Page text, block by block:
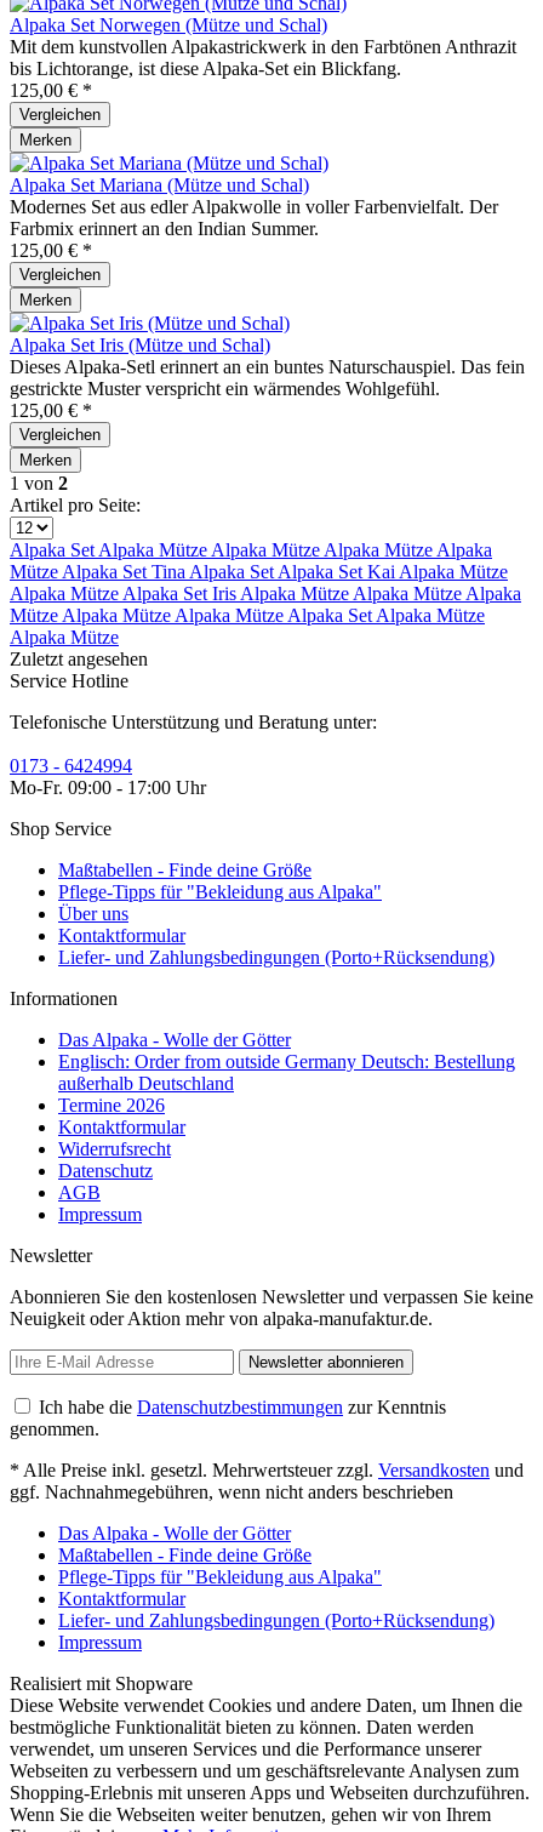
Alpaka Set Norwegen (Mütze und Schal)
Mit dem kunstvollen Alpakastrickwerk in den Farbtönen Anthrazit
bis Lichtorange, ist diese Alpaka-Set ein Blickfang.
125,00 € *
Vergleichen
Merken
Alpaka Set Mariana (Mütze und Schal)
Modernes Set aus edler Alpakwolle in voller Farbenvielfalt. Der
Farbmix erinnert an den Indian Summer.
125,00 € *
Vergleichen
Merken
Alpaka Set Iris (Mütze und Schal)
Dieses Alpaka-Setl erinnert an ein buntes Naturschauspiel. Das fein
gestrickte Muster verspricht ein wärmendes Wohlgefühl.
125,00 € *
Vergleichen
Merken
1 von 2
Artikel pro Seite:
Alpaka Set Alpaka Mütze Alpaka Mütze Alpaka Mütze Alpaka
Mütze Alpaka Set Tina Alpaka Set Alpaka Set Kai Alpaka Mütze
Alpaka Mütze Alpaka Set Iris Alpaka Mütze Alpaka Mütze Alpaka
Mütze Alpaka Mütze Alpaka Mütze Alpaka Set Alpaka Mütze
Alpaka Mütze
Zuletzt angesehen
Service Hotline
Telefonische Unterstützung und Beratung unter:
0173 - 6424994
Mo-Fr. 09:00 - 17:00 Uhr
Shop Service
Maßtabellen - Finde deine Größe
Pflege-Tipps für "Bekleidung aus Alpaka"
Über uns
Kontaktformular
Liefer- und Zahlungsbedingungen (Porto+Rücksendung)
Informationen
Das Alpaka - Wolle der Götter
Englisch: Order from outside Germany Deutsch: Bestellung
außerhalb Deutschland
Termine 2026
Kontaktformular
Widerrufsrecht
Datenschutz
AGB
Impressum
Newsletter
Abonnieren Sie den kostenlosen Newsletter und verpassen Sie keine
Neuigkeit oder Aktion mehr von alpaka-manufaktur.de.
Newsletter abonnieren
Ich habe die Datenschutzbestimmungen zur Kenntnis
genommen.
* Alle Preise inkl. gesetzl. Mehrwertsteuer zzgl. Versandkosten und
ggf. Nachnahmegebühren, wenn nicht anders beschrieben
Das Alpaka - Wolle der Götter
Maßtabellen - Finde deine Größe
Pflege-Tipps für "Bekleidung aus Alpaka"
Kontaktformular
Liefer- und Zahlungsbedingungen (Porto+Rücksendung)
Impressum
Realisiert mit Shopware
Diese Website verwendet Cookies und andere Daten, um Ihnen die
bestmögliche Funktionalität bieten zu können. Daten werden
verwendet, um unseren Services und die Performance unserer
Webseiten zu verbessern und um geschäftsrelevante Analysen zum
Shopping-Erlebnis mit unseren Apps und Webseiten durchzuführen.
Wenn Sie die Webseiten weiter benutzen, gehen wir von Ihrem